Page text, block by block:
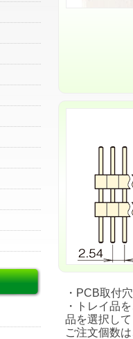
・PCB取付
・トレイ品
品を選択して
ご注文個数